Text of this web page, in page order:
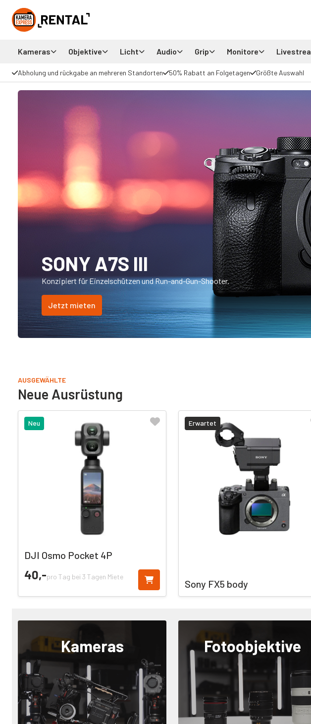
Kameras Objektive Licht Audio Grip Monitore
Abholung und rückgabe an mehreren Standorten 50% Rabatt an Folgetagen Größte Auswahl
SONY A7S III
Konzipiert für Einzelschützen und Run-and-Gun-Shooter.
Jetzt mieten
AUSGEWÄHLTE
Neue Ausrüstung
Neu
DJI Osmo Pocket 4P
40,-pro Tag bei 3 Tagen Miete
Erwartet
Sony FX5 body
Kameras Fotoobjektive